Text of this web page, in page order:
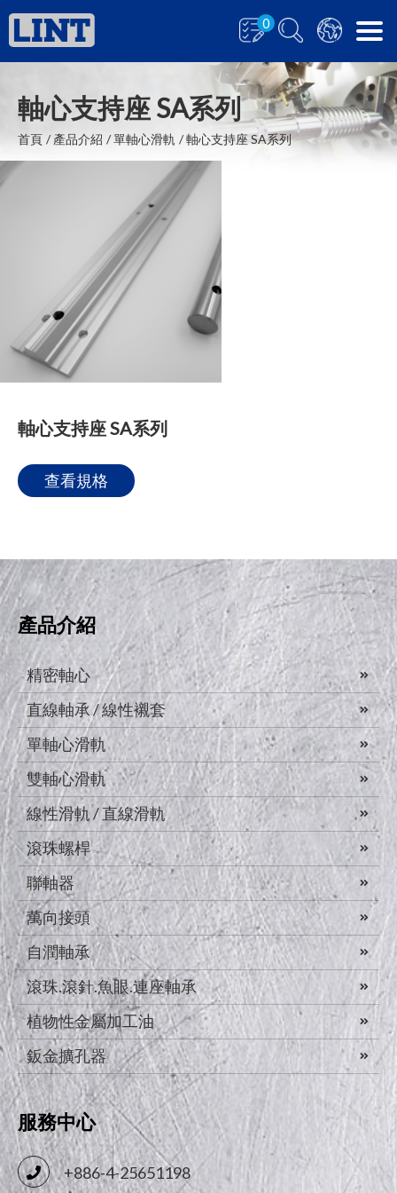
0
軸心支持座 SA系列
首頁 產品介紹 單軸心滑軌 軸心支持座 SA系列
軸心支持座 SA系列
查看規格
產品介紹
精密軸心
直線軸承 / 線性襯套
單軸心滑軌
雙軸心滑軌
線性滑軌 / 直線滑軌
滾珠螺桿
聯軸器
萬向接頭
自潤軸承
滾珠.滾針.魚眼.連座軸承
植物性金屬加工油
鈑金擴孔器
服務中心
+886-4-25651198